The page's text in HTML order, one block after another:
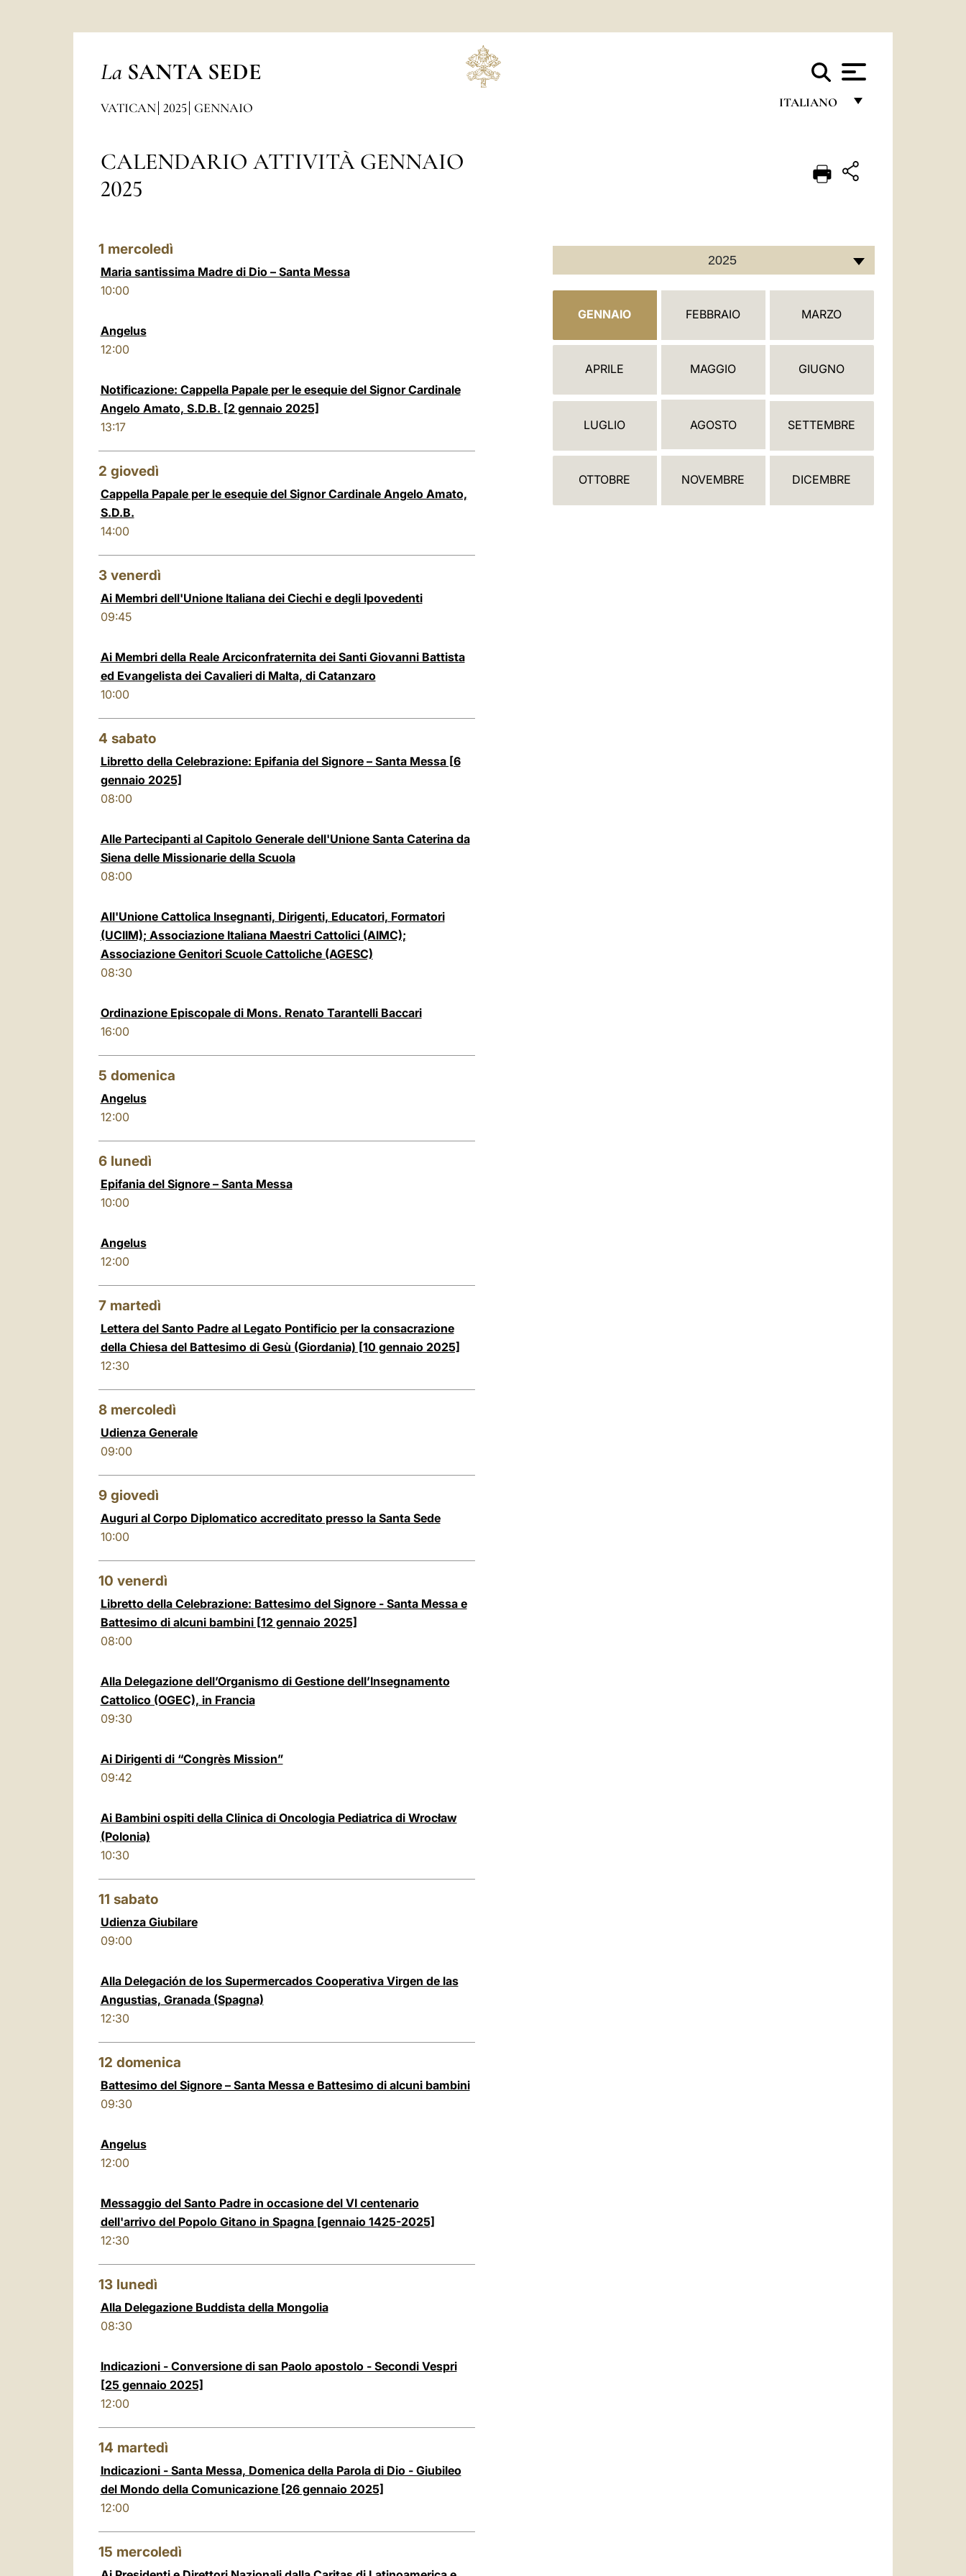
La SANTA SEDE
ITALIANO
ITALIANO
ESPAÑOL
VATICAN 2025 GENNAIO
CALENDARIO ATTIVITÀ GENNAIO
2025
1 mercoledì
Maria santissima Madre di Dio – Santa Messa
10:00
Angelus
12:00
Notificazione: Cappella Papale per le esequie del Signor Cardinale
Angelo Amato, S.D.B. [2 gennaio 2025]
13:17
2 giovedì
Cappella Papale per le esequie del Signor Cardinale Angelo Amato,
S.D.B.
14:00
3 venerdì
Ai Membri dell'Unione Italiana dei Ciechi e degli Ipovedenti
09:45
Ai Membri della Reale Arciconfraternita dei Santi Giovanni Battista
ed Evangelista dei Cavalieri di Malta, di Catanzaro
10:00
4 sabato
Libretto della Celebrazione: Epifania del Signore – Santa Messa [6
gennaio 2025]
08:00
Alle Partecipanti al Capitolo Generale dell'Unione Santa Caterina da
Siena delle Missionarie della Scuola
08:00
All'Unione Cattolica Insegnanti, Dirigenti, Educatori, Formatori
(UCIIM); Associazione Italiana Maestri Cattolici (AIMC);
Associazione Genitori Scuole Cattoliche (AGESC)
08:30
Ordinazione Episcopale di Mons. Renato Tarantelli Baccari
16:00
5 domenica
Angelus
12:00
6 lunedì
Epifania del Signore – Santa Messa
10:00
Angelus
12:00
7 martedì
Lettera del Santo Padre al Legato Pontificio per la consacrazione
della Chiesa del Battesimo di Gesù (Giordania) [10 gennaio 2025]
12:30
8 mercoledì
Udienza Generale
09:00
9 giovedì
Auguri al Corpo Diplomatico accreditato presso la Santa Sede
10:00
10 venerdì
Libretto della Celebrazione: Battesimo del Signore - Santa Messa e
Battesimo di alcuni bambini [12 gennaio 2025]
08:00
Alla Delegazione dell’Organismo di Gestione dell’Insegnamento
Cattolico (OGEC), in Francia
09:30
Ai Dirigenti di “Congrès Mission”
09:42
Ai Bambini ospiti della Clinica di Oncologia Pediatrica di Wrocław
(Polonia)
10:30
11 sabato
Udienza Giubilare
09:00
Alla Delegación de los Supermercados Cooperativa Virgen de las
Angustias, Granada (Spagna)
12:30
12 domenica
Battesimo del Signore – Santa Messa e Battesimo di alcuni bambini
09:30
Angelus
12:00
Messaggio del Santo Padre in occasione del VI centenario
dell'arrivo del Popolo Gitano in Spagna [gennaio 1425-2025]
12:30
13 lunedì
Alla Delegazione Buddista della Mongolia
08:30
Indicazioni - Conversione di san Paolo apostolo - Secondi Vespri
[25 gennaio 2025]
12:00
14 martedì
Indicazioni - Santa Messa, Domenica della Parola di Dio - Giubileo
del Mondo della Comunicazione [26 gennaio 2025]
12:00
15 mercoledì
2025
C
N
A
GENNAIO FEBBRAIO MARZO
APRILE MAGGIO GIUGNO
LUGLIO AGOSTO SETTEMBRE
OTTOBRE NOVEMBRE DICEMBRE